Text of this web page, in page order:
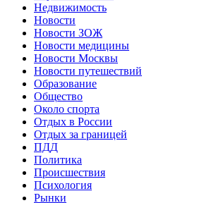
Недвижимость
Новости
Новости ЗОЖ
Новости медицины
Новости Москвы
Новости путешествий
Образование
Общество
Около спорта
Отдых в России
Отдых за границей
ПДД
Политика
Происшествия
Психология
Рынки